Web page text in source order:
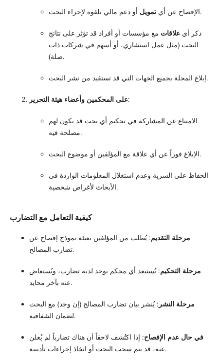
الإفصاح عن أيتمويل أو دعم مالي تلقوه لإجراء البحث.
ذكر أيعلاقات مع مؤسسات أو أفراد قد تؤثر على نتائج
البحث (مثل عمل استشاري، أو أسهم في شركات ذات
صلة).
إبلاغ المجلة بجميع الجهات التي قد تستفيد من نشر البحث.
على المحكمين وأعضاء هيئة التحرير:
الامتناع عن المشاركة في تحكيم أي بحث قد يكون لهم
مصلحة فيه.
الإبلاغ فوراً عن أي علاقة مع المؤلفين أو موضوع البحث.
الحفاظ على السرية وعدم استغلال المعلومات الواردة في
الأبحاث لأغراض شخصية.
كيفية التعامل مع التضارب
مرحلة التقديم: يُطلب من المؤلفين تعبئة نموذج إفصاح عن
تضارب المصالح.
مرحلة التحكيم: يُستبعد أي محكم يوجد لديه تضارب، ويُستعاض
عنه بآخر محايد.
مرحلة النشر : يُنشر بيان تضارب المصالح (إن وجد) مع البحث
لضمان الشفافية.
في حال عدم الإفصاح: إذا اكتُشف لاحقاً أن هناك تضارباً لم يُعلن
عنه، قد يتم سحب البحث أو اتخاذ إجراءات تأديبية.